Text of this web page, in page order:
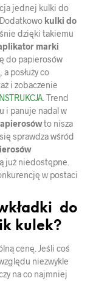
jednej kulki do
kulki do
dzięki takiemu
marki
do papierosów
posłuży co
i zobaczenie
. Trend
i panuje nadal w
to nisza
sprawdza wśród
już niedostępne.
w postaci
do
kulek?
cenę. Jeśli coś
niezwykle
na co najmniej